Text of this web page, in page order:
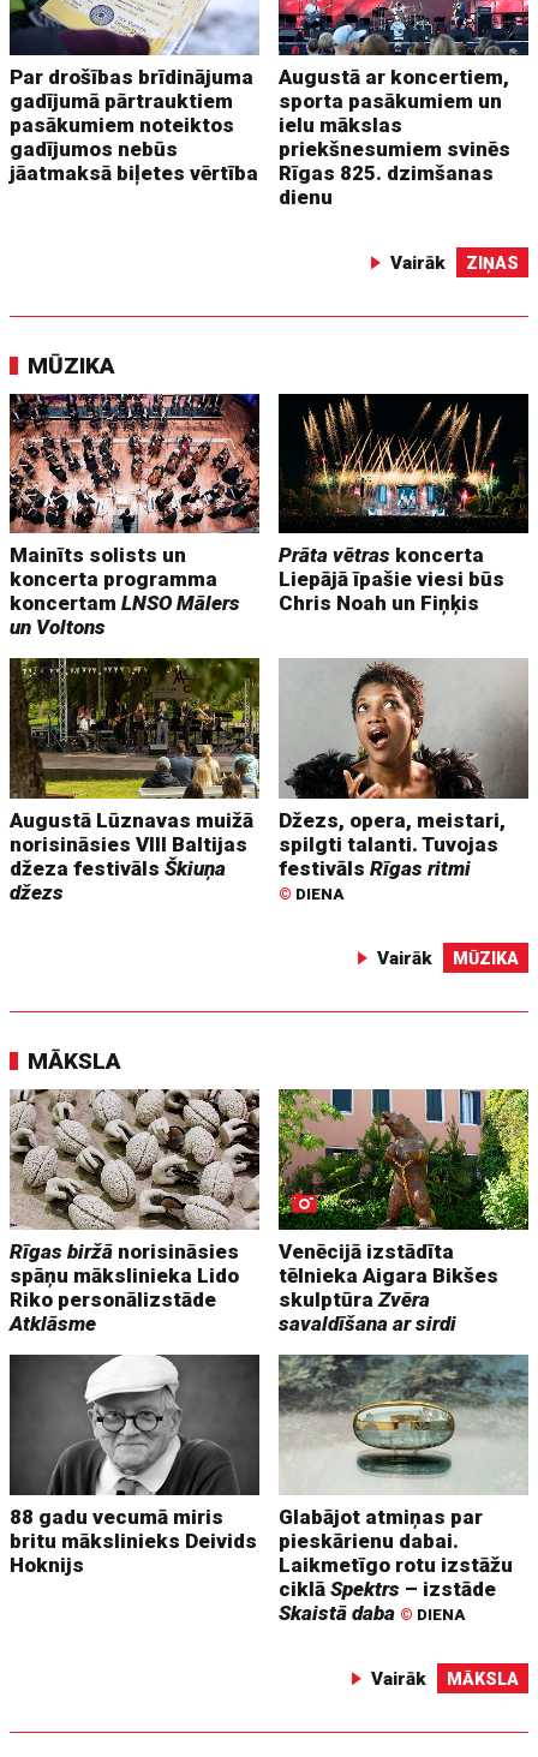
Par drošības brīdinājuma
gadījumā pārtrauktiem
pasākumiem noteiktos
gadījumos nebūs
jāatmaksā biļetes vērtība
Augustā ar koncertiem,
sporta pasākumiem un
ielu mākslas
priekšnesumiem svinēs
Rīgas 825. dzimšanas
dienu
Vairāk ZIŅAS
MŪZIKA
Mainīts solists un
koncerta programma
koncertamLNSO Mālers
un Voltons
Prāta vētras koncerta
Liepājā īpašie viesi būs
Chris Noah un Fiņķis
Augustā Lūznavas muižā
norisināsies VIII Baltijas
džeza festivālsŠkiuņa
džezs
Džezs, opera, meistari,
spilgti talanti. Tuvojas
festivālsRīgas ritmi
© DIENA
Vairāk MŪZIKA
MĀKSLA
Rīgas biržā norisināsies
spāņu mākslinieka Lido
Riko personālizstāde
Atklāsme
Venēcijā izstādīta
tēlnieka Aigara Bikšes
skulptūraZvēra
savaldīšana ar sirdi
88 gadu vecumā miris
britu mākslinieks Deivids
Hoknijs
Glabājot atmiņas par
pieskārienu dabai.
Laikmetīgo rotu izstāžu
ciklāSpektrs – izstāde
Skaistā daba © DIENA
Vairāk MĀKSLA